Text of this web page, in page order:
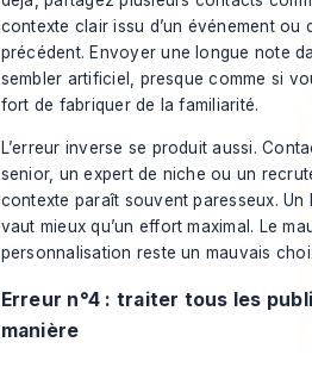
contexte clair issu d’un événement ou
précédent. Envoyer une longue note
sembler artificiel, presque comme si
fort de fabriquer de la familiarité.
L’erreur inverse se produit aussi.
senior, un expert de niche ou un
contexte paraît souvent paresseux. Un
vaut mieux qu’un effort maximal. Le
personnalisation reste un mauvais
Erreur n°4 : traiter tous les
manière